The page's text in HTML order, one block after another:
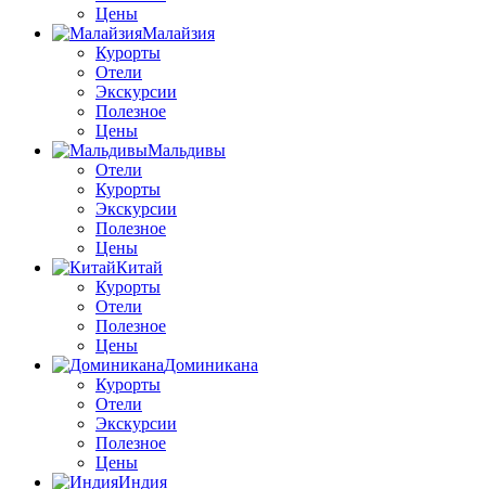
Цены
Малайзия
Курорты
Отели
Экскурсии
Полезное
Цены
Мальдивы
Отели
Курорты
Экскурсии
Полезное
Цены
Китай
Курорты
Отели
Полезное
Цены
Доминикана
Курорты
Отели
Экскурсии
Полезное
Цены
Индия